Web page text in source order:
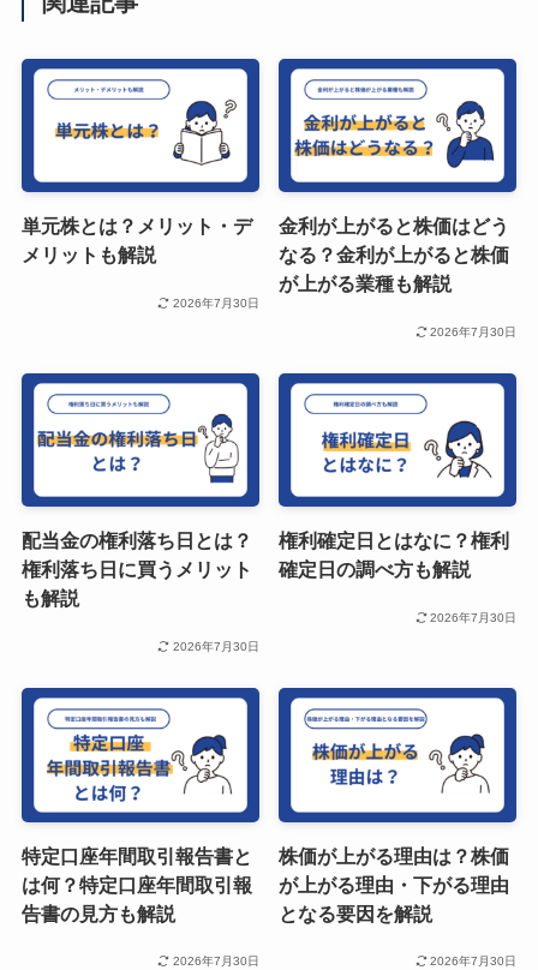
単元株とは？メリット・デ
メリットも解説
2026年7月30日
金利が上がると株価はどう
なる？金利が上がると株価
が上がる業種も解説
2026年7月30日
配当金の権利落ち日とは？
権利落ち日に買うメリット
も解説
2026年7月30日
権利確定日とはなに？権利
確定日の調べ方も解説
2026年7月30日
特定口座年間取引報告書と
は何？特定口座年間取引報
告書の見方も解説
2026年7月30日
株価が上がる理由は？株価
が上がる理由・下がる理由
となる要因を解説
2026年7月30日